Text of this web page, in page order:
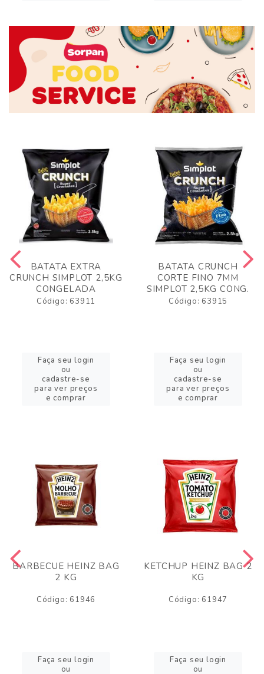
BATATA EXTRA
CRUNCH SIMPLOT 2,5KG
CONGELADA
Código: 63911
Faça seu login
ou
cadastre-se
para ver preços
e comprar
BATATA CRUNCH
CORTE FINO 7MM
SIMPLOT 2,5KG CONG.
Código: 63915
Faça seu login
ou
cadastre-se
para ver preços
e comprar
BARBECUE HEINZ BAG
2 KG
Código: 61946
Faça seu login
ou
KETCHUP HEINZ BAG 2
KG
Código: 61947
Faça seu login
ou